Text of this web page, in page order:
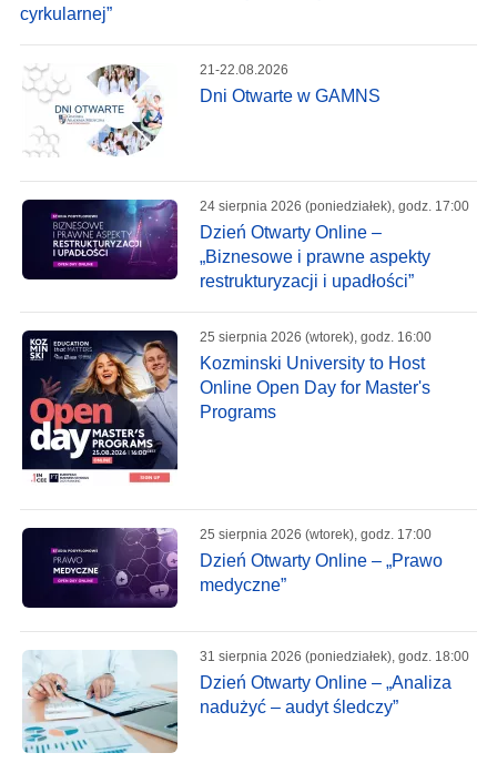
cyrkularnej”
21-22.08.2026
Dni Otwarte w GAMNS
24 sierpnia 2026 (poniedziałek), godz. 17:00
Dzień Otwarty Online –
„Biznesowe i prawne aspekty
restrukturyzacji i upadłości”
25 sierpnia 2026 (wtorek), godz. 16:00
Kozminski University to Host
Online Open Day for Master's
Programs
25 sierpnia 2026 (wtorek), godz. 17:00
Dzień Otwarty Online – „Prawo
medyczne”
31 sierpnia 2026 (poniedziałek), godz. 18:00
Dzień Otwarty Online – „Analiza
nadużyć – audyt śledczy”